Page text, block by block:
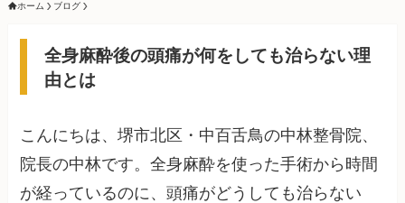
ホーム ブログ
全身麻酔後の頭痛が何をしても治らない理
由とは
こんにちは、堺市北区・中百舌鳥の中林整骨院、
院長の中林です。全身麻酔を使った手術から時間
が経っているのに、頭痛がどうしても治らない